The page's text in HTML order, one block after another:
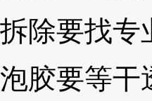
除要找专
胶要等干